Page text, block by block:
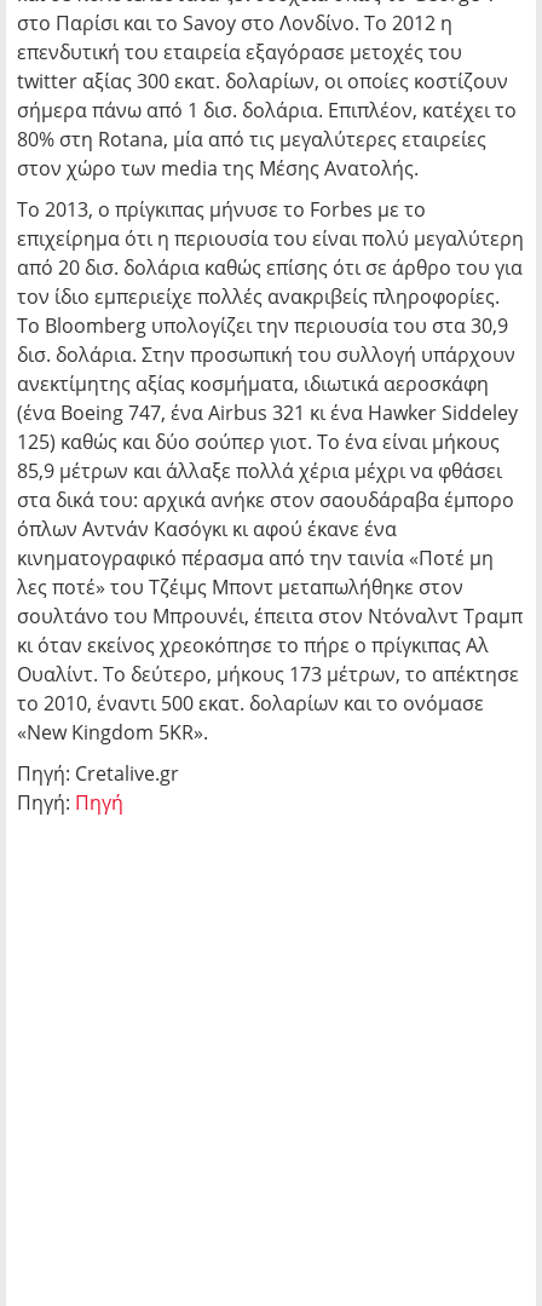
στο Παρίσι και το Savoy στο Λονδίνο. Το 2012 η
επενδυτική του εταιρεία εξαγόρασε μετοχές του
twitter αξίας 300 εκατ. δολαρίων, οι οποίες κοστίζουν
σήμερα πάνω από 1 δισ. δολάρια. Επιπλέον, κατέχει το
80% στη Rotana, μία από τις μεγαλύτερες εταιρείες
στον χώρο των media της Μέσης Ανατολής.
Το 2013, ο πρίγκιπας μήνυσε το Forbes με το
επιχείρημα ότι η περιουσία του είναι πολύ μεγαλύτερη
από 20 δισ. δολάρια καθώς επίσης ότι σε άρθρο του για
τον ίδιο εμπεριείχε πολλές ανακριβείς πληροφορίες.
To Βloomberg υπολογίζει την περιουσία του στα 30,9
δισ. δολάρια. Στην προσωπική του συλλογή υπάρχουν
ανεκτίμητης αξίας κοσμήματα, ιδιωτικά αεροσκάφη
(ένα Boeing 747, ένα Airbus 321 κι ένα Hawker Siddeley
125) καθώς και δύο σούπερ γιοτ. Το ένα είναι μήκους
85,9 μέτρων και άλλαξε πολλά χέρια μέχρι να φθάσει
στα δικά του: αρχικά ανήκε στον σαουδάραβα έμπορο
όπλων Αντνάν Κασόγκι κι αφού έκανε ένα
κινηματογραφικό πέρασμα από την ταινία «Ποτέ μη
λες ποτέ» του Τζέιμς Μποντ μεταπωλήθηκε στον
σουλτάνο του Μπρουνέι, έπειτα στον Ντόναλντ Τραμπ
κι όταν εκείνος χρεοκόπησε το πήρε ο πρίγκιπας Αλ
Ουαλίντ. Το δεύτερο, μήκους 173 μέτρων, το απέκτησε
το 2010, έναντι 500 εκατ. δολαρίων και το ονόμασε
«New Kingdom 5KR».
Πηγή: Cretalive.gr
Πηγή: Πηγή